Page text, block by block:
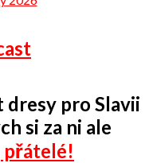
dresy pro Slavii
si za ni ale
přátelé!